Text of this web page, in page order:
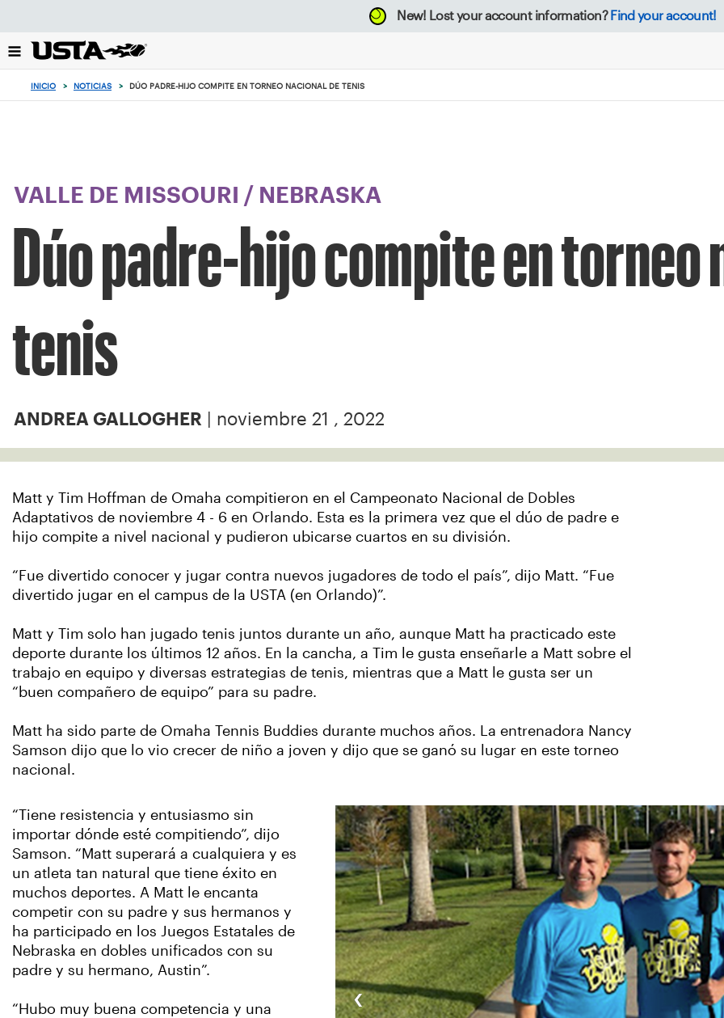
el
botón
New! Lost your account information? Find your account!
INICIO > NOTICIAS > DÚO PADRE-HIJO COMPITE EN TORNEO NACIONAL DE TENIS
VALLE DE MISSOURI / NEBRASKA
Dúo padre-hijo compite en torneo
tenis
ANDREA GALLOGHER | noviembre 21 , 2022
Matt y Tim Hoffman de Omaha compitieron en el Campeonato Nacional de Dobles
Adaptativos de noviembre 4 - 6 en Orlando. Esta es la primera vez que el dúo de padre e
hijo compite a nivel nacional y pudieron ubicarse cuartos en su división.
“Fue divertido conocer y jugar contra nuevos jugadores de todo el país”, dijo Matt. “Fue
divertido jugar en el campus de la USTA (en Orlando)”.
Matt y Tim solo han jugado tenis juntos durante un año, aunque Matt ha practicado este
deporte durante los últimos 12 años. En la cancha, a Tim le gusta enseñarle a Matt sobre el
trabajo en equipo y diversas estrategias de tenis, mientras que a Matt le gusta ser un
“buen compañero de equipo” para su padre.
Matt ha sido parte de Omaha Tennis Buddies durante muchos años. La entrenadora Nancy
Samson dijo que lo vio crecer de niño a joven y dijo que se ganó su lugar en este torneo
nacional.
“Tiene resistencia y entusiasmo sin
importar dónde esté compitiendo”, dijo
Samson. “Matt superará a cualquiera y es
un atleta tan natural que tiene éxito en
muchos deportes. A Matt le encanta
competir con su padre y sus hermanos y
ha participado en los Juegos Estatales de
Nebraska en dobles unificados con su
padre y su hermano, Austin”.
“Hubo muy buena competencia y una
‹